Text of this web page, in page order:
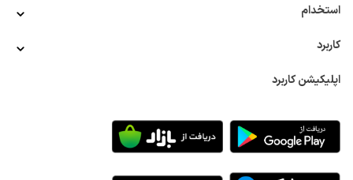
استخدام
کاربرد
اپلیکیشن کاربرد